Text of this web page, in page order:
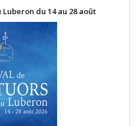
du 14 au 28 août